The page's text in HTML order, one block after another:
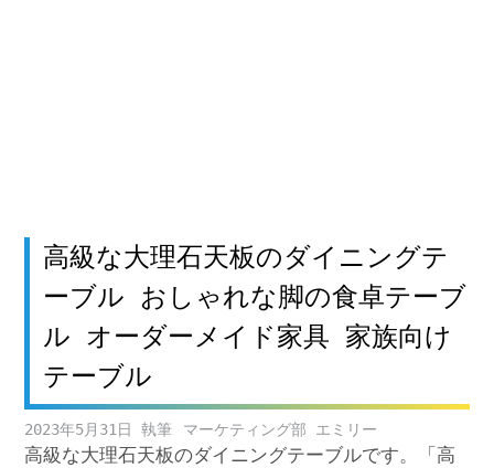
高級な大理石天板のダイニングテ
ーブル おしゃれな脚の食卓テーブ
ル オーダーメイド家具 家族向け
テーブル
2023年5月31日 マーケティング部 エミリー
高級な大理石天板のダイニングテーブルです。「高